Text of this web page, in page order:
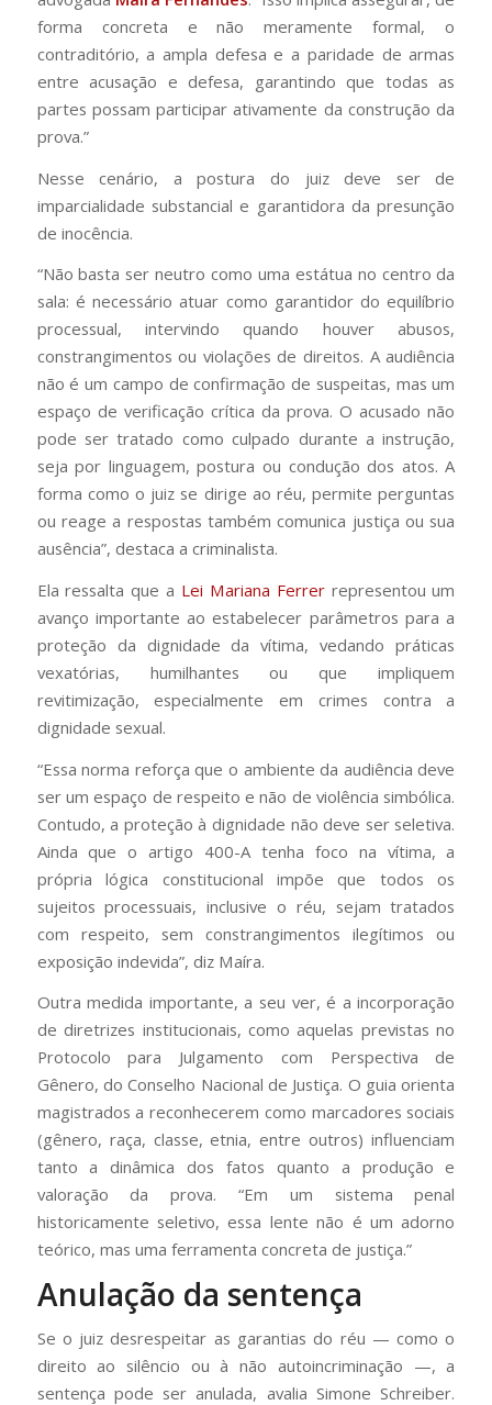
forma concreta e não meramente formal, o
contraditório, a ampla defesa e a paridade de armas
entre acusação e defesa, garantindo que todas as
partes possam participar ativamente da construção da
prova.”
Nesse cenário, a postura do juiz deve ser de
imparcialidade substancial e garantidora da presunção
de inocência.
“Não basta ser neutro como uma estátua no centro da
sala: é necessário atuar como garantidor do equilíbrio
processual, intervindo quando houver abusos,
constrangimentos ou violações de direitos. A audiência
não é um campo de confirmação de suspeitas, mas um
espaço de verificação crítica da prova. O acusado não
pode ser tratado como culpado durante a instrução,
seja por linguagem, postura ou condução dos atos. A
forma como o juiz se dirige ao réu, permite perguntas
ou reage a respostas também comunica justiça ou sua
ausência”, destaca a criminalista.
Ela ressalta que a Lei Mariana Ferrerrepresentou um
avanço importante ao estabelecer parâmetros para a
proteção da dignidade da vítima, vedando práticas
vexatórias, humilhantes ou que impliquem
revitimização, especialmente em crimes contra a
dignidade sexual.
“Essa norma reforça que o ambiente da audiência deve
ser um espaço de respeito e não de violência simbólica.
Contudo, a proteção à dignidade não deve ser seletiva.
Ainda que o artigo 400-A tenha foco na vítima, a
própria lógica constitucional impõe que todos os
sujeitos processuais, inclusive o réu, sejam tratados
com respeito, sem constrangimentos ilegítimos ou
exposição indevida”, diz Maíra.
Outra medida importante, a seu ver, é a incorporação
de diretrizes institucionais, como aquelas previstas no
Protocolo para Julgamento com Perspectiva de
Gênero, do Conselho Nacional de Justiça. O guia orienta
magistrados a reconhecerem como marcadores sociais
(gênero, raça, classe, etnia, entre outros) influenciam
tanto a dinâmica dos fatos quanto a produção e
valoração da prova. “Em um sistema penal
historicamente seletivo, essa lente não é um adorno
teórico, mas uma ferramenta concreta de justiça.”
Anulação da sentença
Se o juiz desrespeitar as garantias do réu — como o
direito ao silêncio ou à não autoincriminação —, a
sentença pode ser anulada, avalia Simone Schreiber.